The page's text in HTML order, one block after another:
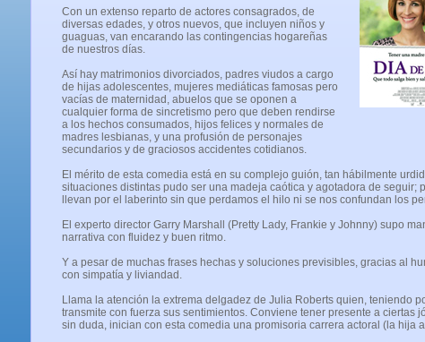
Con un extenso reparto de actores consagrados, de
diversas edades, y otros nuevos, que incluyen niños y
guaguas, van encarando las contingencias hogareñas
de nuestros días.
Así hay matrimonios divorciados, padres viudos a cargo
de hijas adolescentes, mujeres mediáticas famosas pero
vacías de maternidad, abuelos que se oponen a
cualquier forma de sincretismo pero que deben rendirse
a los hechos consumados, hijos felices y normales de
madres lesbianas, y una profusión de personajes
secundarios y de graciosos accidentes cotidianos.
El mérito de esta comedia está en su complejo guión, tan hábilmente
situaciones distintas pudo ser una madeja caótica y agotadora de seguir;
llevan por el laberinto sin que perdamos el hilo ni se nos confundan los
El experto director Garry Marshall (Pretty Lady, Frankie y Johnny) supo
narrativa con fluidez y buen ritmo.
Y a pesar de muchas frases hechas y soluciones previsibles, gracias al
con simpatía y liviandad.
Llama la atención la extrema delgadez de Julia Roberts quien, teniendo
transmite con fuerza sus sentimientos. Conviene tener presente a ciertas
sin duda, inician con esta comedia una promisoria carrera actoral (la hija